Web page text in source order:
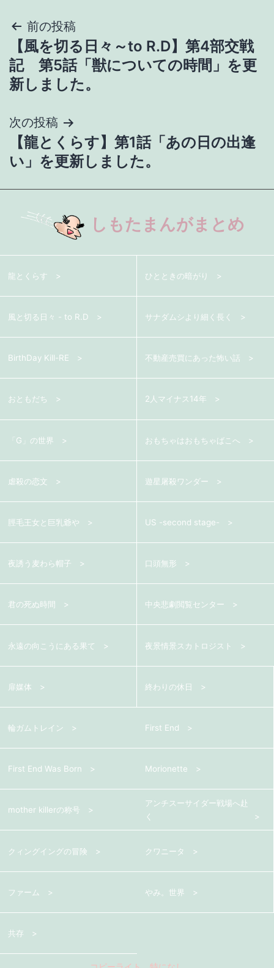
投
稿
ナ
ビ
ゲ
ー
シ
ョ
ン
前の投稿
【風を切る日々～to R.D】第4部交戦
記 第5話「獣についての時間」を更
新しました。
次の投稿
【龍とくらす】第1話「あの日の出逢
い」を更新しました。
しもたまんがまとめ
龍とくらす ひとときの暗がり
風と切る日々 - to R.D サナダムシより細く長く
BirthDay Kill-RE 不動産売買にあった怖い話
おともだち 2人マイナス14年
「G」の世界 おもちゃはおもちゃばこへ
虐殺の恋文 遊星屠殺ワンダー
脛毛王女と巨乳爺や US -second stage-
夜誘う麦わら帽子 口頭無形
君の死ぬ時間 中央悲劇閲覧センター
永遠の向こうにある果て 夜景情景スカトロジスト
扉媒体 終わりの休日
輪ガムトレイン First End
First End Was Born Morionette
mother killerの称号
アンチスーサイダー戦場へ赴
く
クィングイングの冒険 クワニータ
ファーム やみ。世界
共存